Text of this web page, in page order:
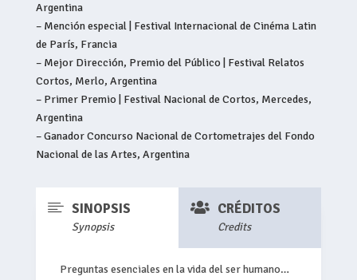
Argentina
– Mención especial | Festival Internacional de Cinéma Latin
de París, Francia
– Mejor Dirección, Premio del Público | Festival Relatos
Cortos, Merlo, Argentina
– Primer Premio | Festival Nacional de Cortos, Mercedes,
Argentina
– Ganador Concurso Nacional de Cortometrajes del Fondo
Nacional de las Artes, Argentina
 SINOPSIS
Synopsis
 CRÉDITOS
Credits
Preguntas esenciales en la vida del ser humano…